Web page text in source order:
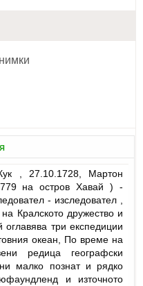
, 27.10.1728, Мартон
на остров Хавай ) -
- изследовател ,
Кралското дружество и
три експедиции
океан, По време на
редица географски
малко познат и рядко
и източното